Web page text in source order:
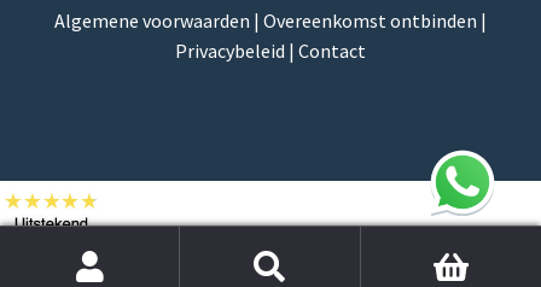
Algemene voorwaarden | Overeenkomst ontbinden |
Privacybeleid | Contact